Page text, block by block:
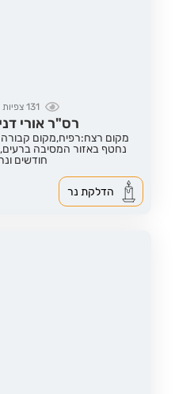
131 צפיות
רס"ר אורי
מקום רצח:רפיח,מקום
חודשים
הדלקת נר